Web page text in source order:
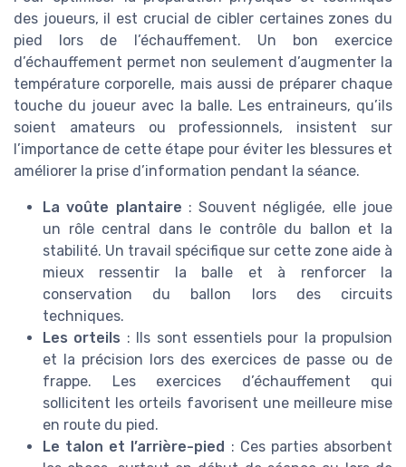
des joueurs, il est crucial de cibler certaines zones du
pied lors de l’échauffement. Un bon exercice
d’échauffement permet non seulement d’augmenter la
température corporelle, mais aussi de préparer chaque
touche du joueur avec la balle. Les entraineurs, qu’ils
soient amateurs ou professionnels, insistent sur
l’importance de cette étape pour éviter les blessures et
améliorer la prise d’information pendant la séance.
La voûte plantaire : Souvent négligée, elle joue
un rôle central dans le contrôle du ballon et la
stabilité. Un travail spécifique sur cette zone aide à
mieux ressentir la balle et à renforcer la
conservation du ballon lors des circuits
techniques.
Les orteils : Ils sont essentiels pour la propulsion
et la précision lors des exercices de passe ou de
frappe. Les exercices d’échauffement qui
sollicitent les orteils favorisent une meilleure mise
en route du pied.
Le talon et l’arrière-pied : Ces parties absorbent